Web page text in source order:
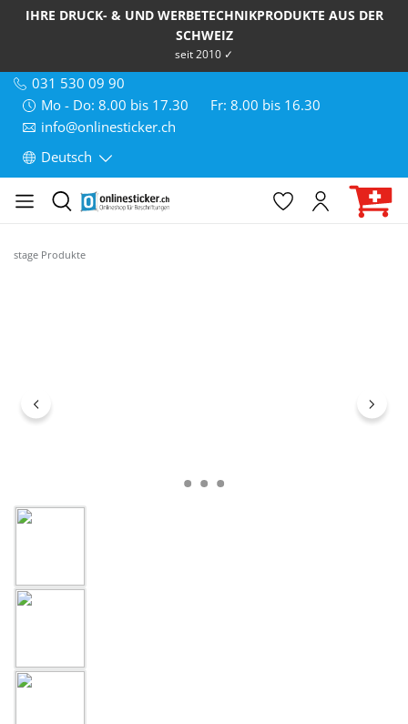
IHRE DRUCK- & UND WERBETECHNIKPRODUKTE AUS DER
SCHWEIZ
seit 2010 ✓
031 530 09 90
Mo - Do: 8.00 bis 17.30
Fr: 8.00 bis 16.30
info@onlinesticker.ch
Deutsch
stage Produkte